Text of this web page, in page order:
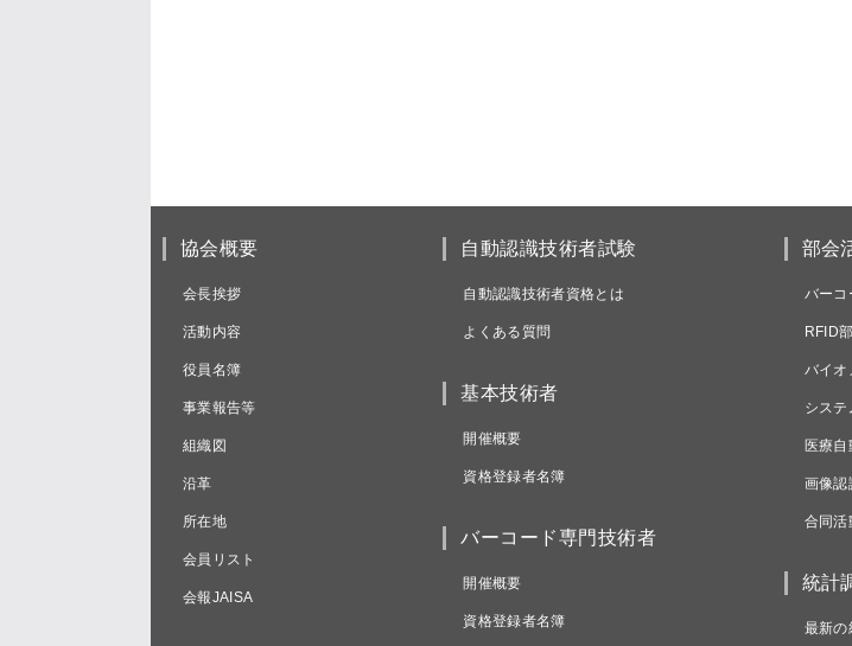
協会概要
会長挨拶
活動内容
役員名簿
事業報告等
組織図
沿革
所在地
会員リスト
会報JAISA
自動認識技術者試験
自動認識技術者資格とは
よくある質問
基本技術者
開催概要
資格登録者名簿
バーコード専門技術者
開催概要
資格登録者名簿
部会
バーコ
RFID
バイオ
システ
医療
画像認
合同活
統計
最新の